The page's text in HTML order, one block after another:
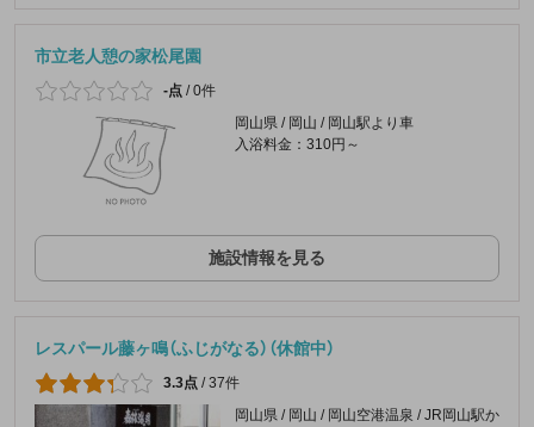
市立老人憩の家松尾園
-点 /0件
岡山県 / 岡山 / 岡山駅より車
入浴料金：310円～
施設情報を見る
レスパール藤ヶ鳴（ふじがなる）（休館中）
3.3点 /37件
岡山県 / 岡山 / 岡山空港温泉 / JR岡山駅か